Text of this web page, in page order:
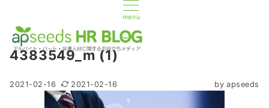
menu
4383549_m (1)
2021-02-16 2021-02-16 by apseeds